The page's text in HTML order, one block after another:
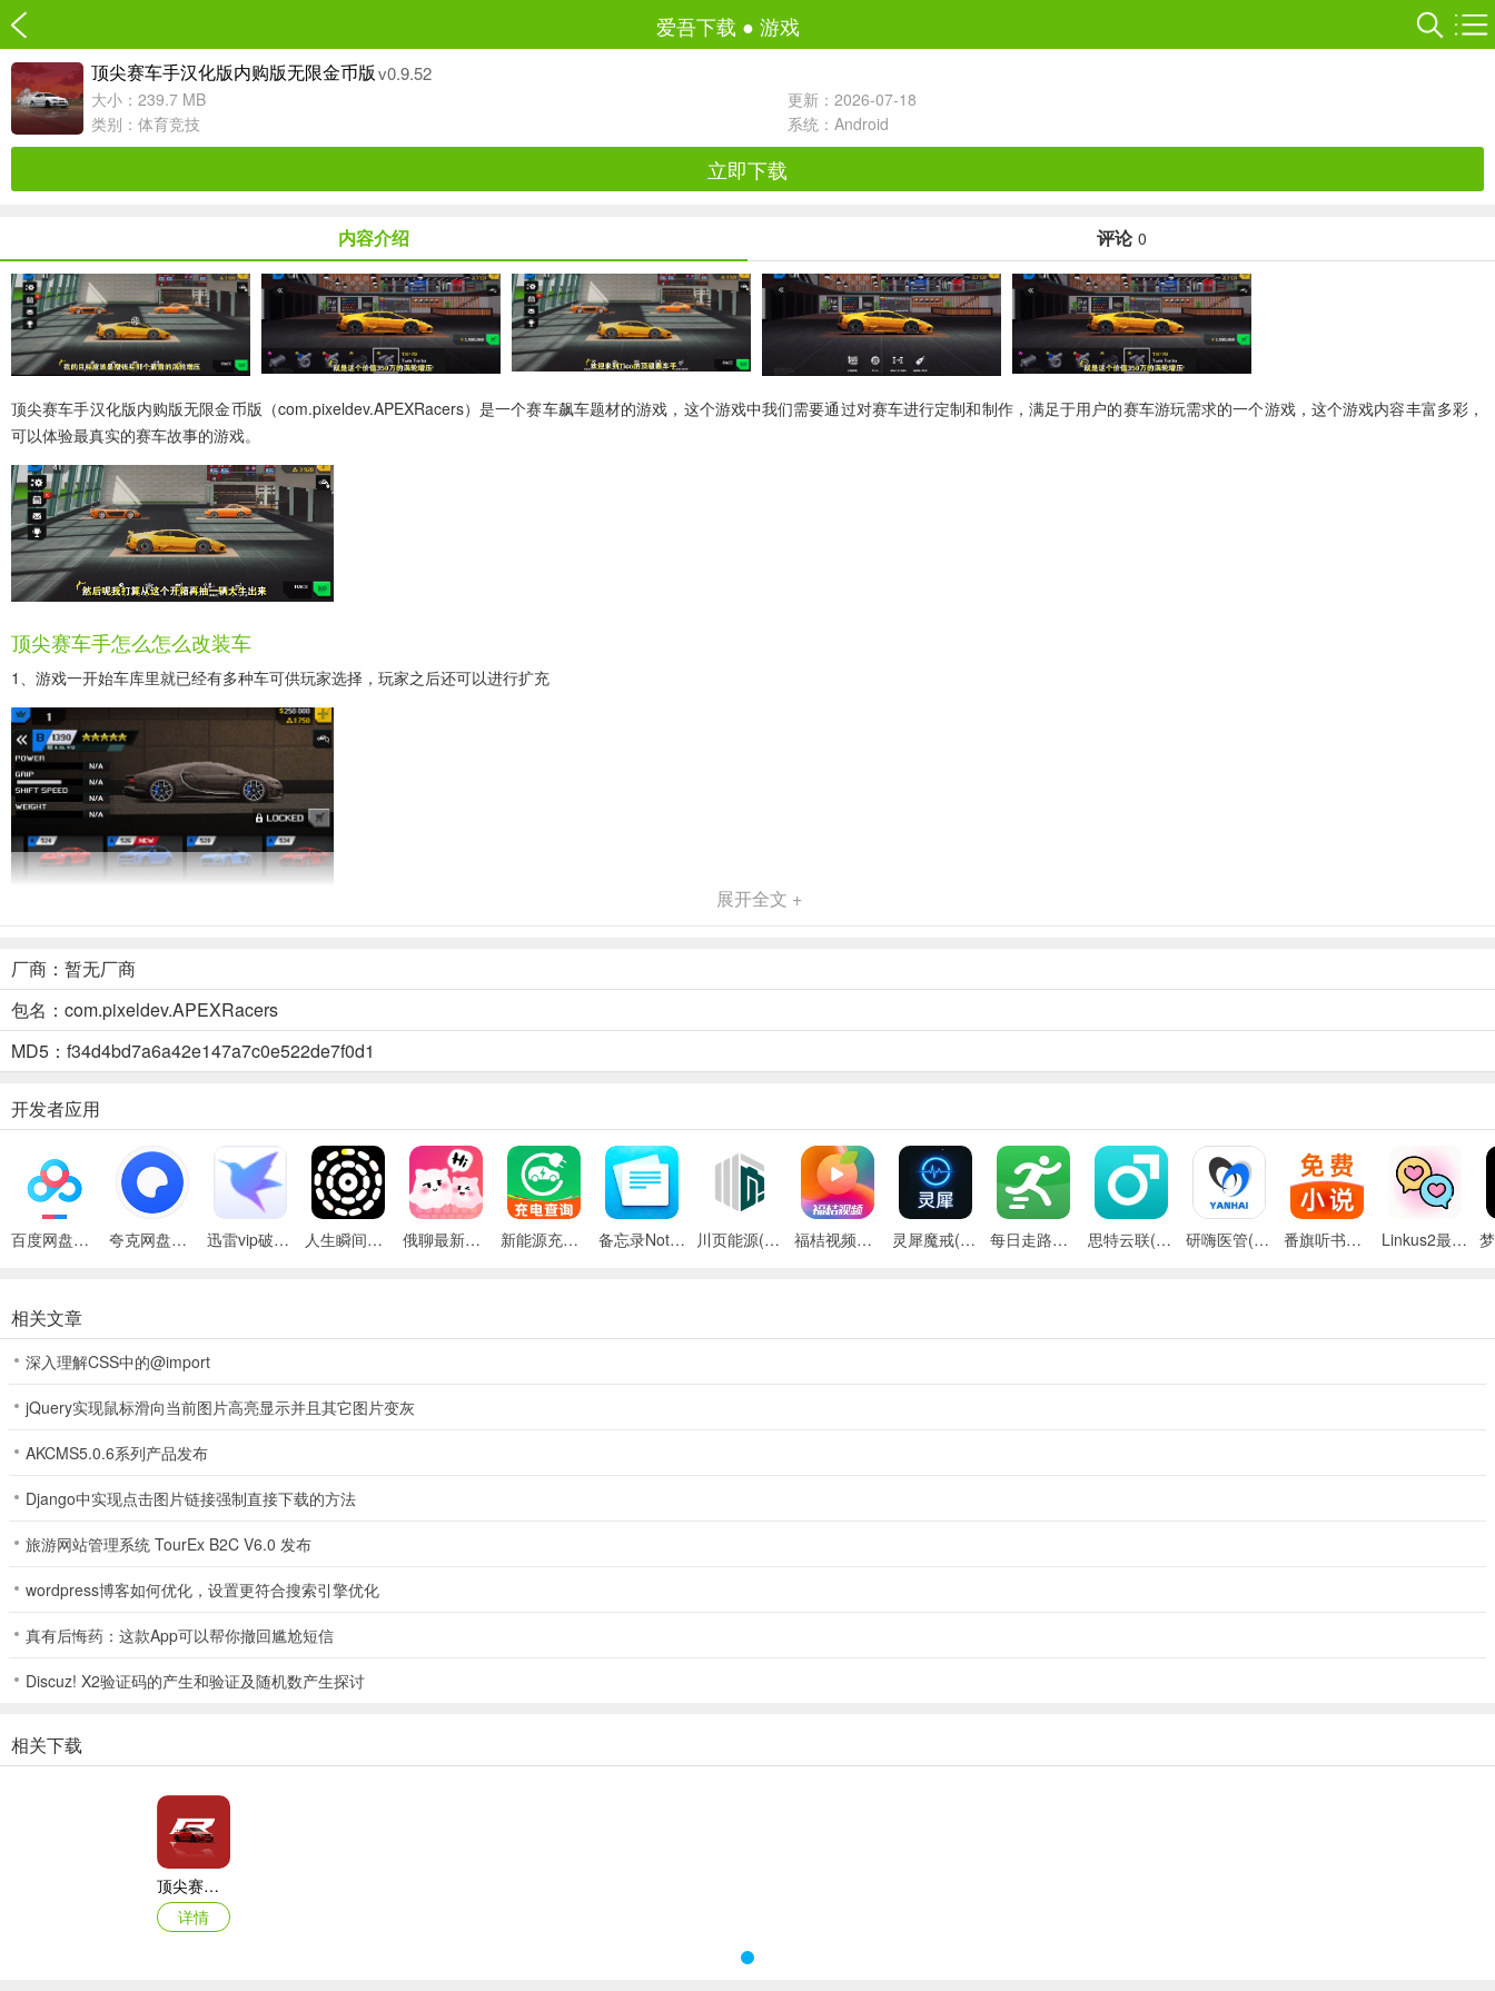
爱吾下载 ● 游戏
顶尖赛车手汉化版内购版无限金币版 v0.9.52
大小：239.7 MB
更新：2026-07-18
类别： 体育竞技 系统：Android
立即下载
内容介绍 评论 0
顶尖赛车手汉化版内购版无限金币版（com.pixeldev.APEXRacers）是一个赛车飙车题材的游戏，这个游戏中我们需要通过对赛车进行定制和制作，满足于用户的赛车游玩需求的一个游戏，这个游戏内容丰富多彩，
可以体验最真实的赛车故事的游戏。
顶尖赛车手怎么怎么改装车
1、游戏一开始车库里就已经有多种车可供玩家选择，玩家之后还可以进行扩充
3、改装玩法所需要的零件大部分来源于商店，有直接购买的方式，也有，盲盒，盲盒有概率开出一辆新车
4、玩家可以在个人中心设置要展示的车以及添加自身的头衔和标签
1、点击左上角的齿轮；
4、设置成功，重启游戏；
5、再次进入即可变为中文。
展开全文 +
厂商：暂无厂商
包名：com.pixeldev.APEXRacers
MD5：f34d4bd7a6a42e147a7c0e522de7f0d1
开发者应用
百度网盘绿色免安装Pc电脑版 夸克网盘官方正式版 迅雷vip破解版永久会员2024版 人生瞬间最新手机版 俄聊最新手机版 新能源充电桩查询(充电桩查询应用) 备忘录Note(多功能记事APP) 川页能源(电池管理应用) 福桔视频最新手机版 灵犀魔戒(运动睡眠管家) 每日走路计步(运动健康记录) 思特云联(视频监控应用) 研嗨医管(医院管理平台) 番旗听书免费畅听(听书软件) Linkus2最新手机版
相关文章
深入理解CSS中的@import
jQuery实现鼠标滑向当前图片高亮显示并且其它图片变灰
AKCMS5.0.6系列产品发布
Django中实现点击图片链接强制直接下载的方法
旅游网站管理系统 TourEx B2C V6.0 发布
wordpress博客如何优化，设置更符合搜索引擎优化
真有后悔药：这款App可以帮你撤回尴尬短信
Discuz! X2验证码的产生和验证及随机数产生探讨
相关下载
顶尖赛车手内购版
详情